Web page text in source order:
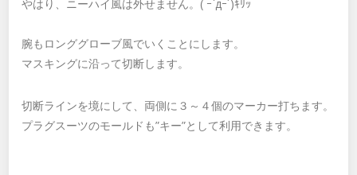
やはり、ニーハイ風は外せません。( ｰ`дｰ´)ｷﾘｯ
腕もロンググローブ風でいくことにします。
マスキングに沿って切断します。
切断ラインを境にして、両側に３～４個のマーカー打ちます。
プラグスーツのモールドも”キー”として利用できます。